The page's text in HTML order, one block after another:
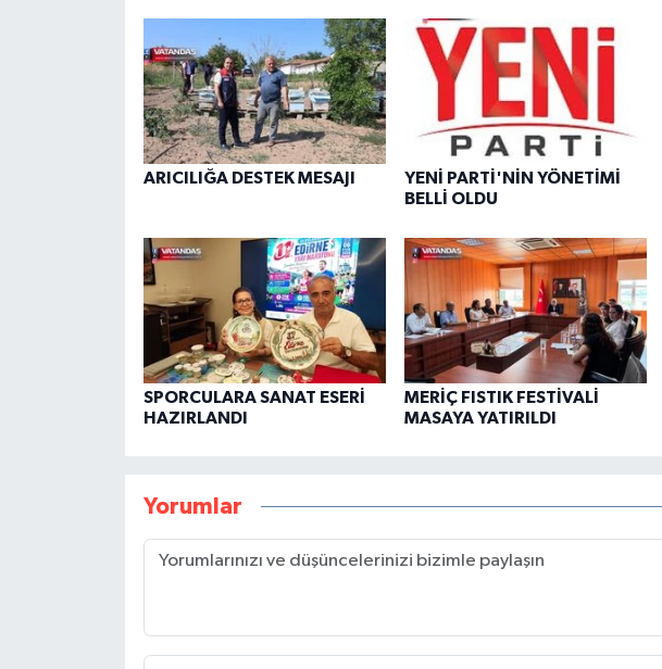
ARICILIĞA DESTEK MESAJI
YENİ PARTİ'NİN YÖNETİMİ
BELLİ OLDU
SPORCULARA SANAT ESERİ
HAZIRLANDI
MERİÇ FISTIK FESTİVALİ
MASAYA YATIRILDI
Yorumlar